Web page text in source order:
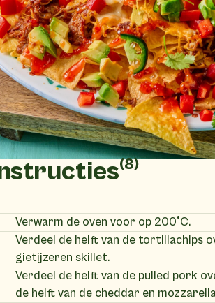
(8)
Verwarm de oven voor op 200°C.
Verdeel de helft van de tortillachips
gietijzeren skillet.
Verdeel de helft van de pulled pork
de helft van de cheddar en